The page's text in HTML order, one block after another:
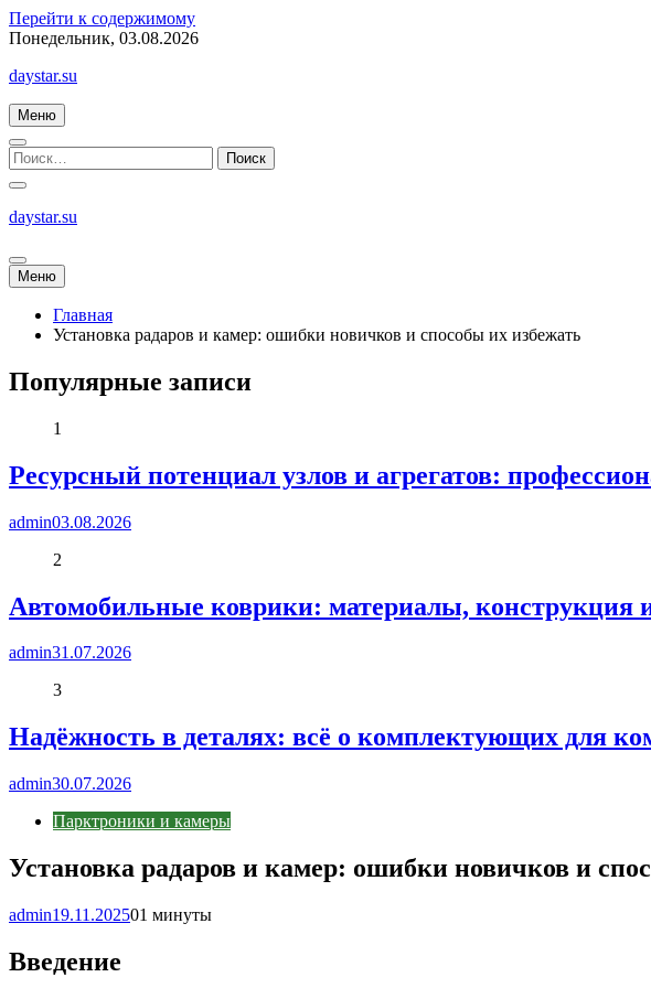
Перейти к содержимому
Понедельник, 03.08.2026
daystar.su
Меню
daystar.su
Меню
Главная
Установка радаров и камер: ошибки новичков и способы их избежать
Популярные записи
1
Ресурсный потенциал узлов и агрегатов:
admin03.08.2026
2
Автомобильные коврики: материалы, конструкция
admin31.07.2026
3
Надёжность в деталях: всё о комплектующих для
admin30.07.2026
Парктроники и камеры
Установка радаров и камер: ошибки новичков и
admin19.11.202501 минуты
Введение